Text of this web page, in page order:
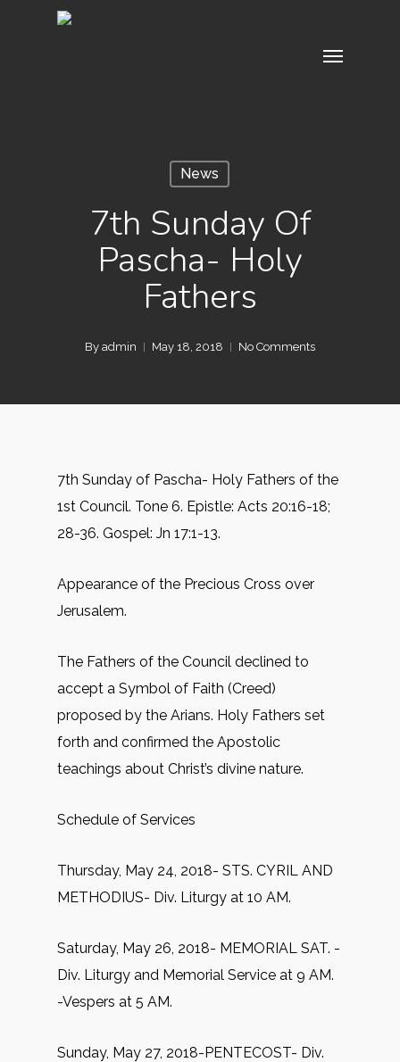
News
7th Sunday Of
Pascha- Holy
Fathers
By admin May 18, 2018 No Comments
7th Sunday of Pascha- Holy Fathers of the
1st Council. Tone 6. Epistle: Acts 20:16-18;
28-36. Gospel: Jn 17:1-13.
Appearance of the Precious Cross over
Jerusalem.
The Fathers of the Council declined to
accept a Symbol of Faith (Creed)
proposed by the Arians. Holy Fathers set
forth and confirmed the Apostolic
teachings about Christ’s divine nature.
Schedule of Services
Thursday, May 24, 2018- STS. CYRIL AND
METHODIUS- Div. Liturgy at 10 AM.
Saturday, May 26, 2018- MEMORIAL SAT. -
Div. Liturgy and Memorial Service at 9 AM.
-Vespers at 5 AM.
Sunday, May 27, 2018-PENTECOST- Div.